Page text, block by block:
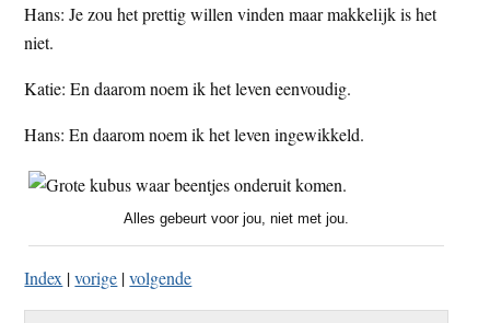
Hans: Je zou het prettig willen vinden maar makkelijk is het
niet.
Katie: En daarom noem ik het leven eenvoudig.
Hans: En daarom noem ik het leven ingewikkeld.
Alles gebeurt voor jou, niet met jou.
Index |vorige |volgende